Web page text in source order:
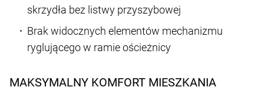
skrzydła bez listwy przyszybowej
Brak widocznych elementów mechanizmu
ryglującego w ramie ościeżnicy
MAKSYMALNY KOMFORT MIESZKANIA